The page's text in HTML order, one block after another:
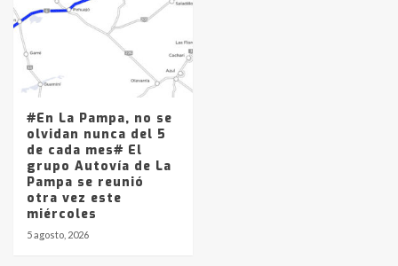
#En La Pampa, no se
olvidan nunca del 5
de cada mes# El
grupo Autovía de La
Pampa se reunió
otra vez este
miércoles
5 agosto, 2026